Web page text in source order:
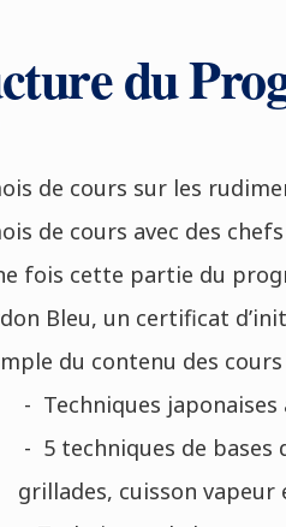
du
de cours sur les
de cours avec des
fois cette partie du
Bleu, un certificat
du contenu des cours
- Techniques
- 5 techniques de bases
grillades, cuisson